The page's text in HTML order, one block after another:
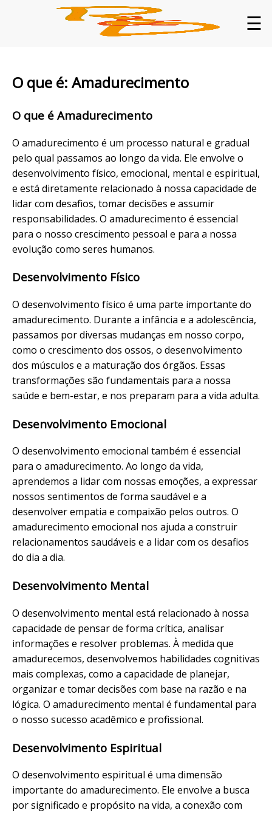
☰
O que é: Amadurecimento
O que é Amadurecimento
O amadurecimento é um processo natural e gradual
pelo qual passamos ao longo da vida. Ele envolve o
desenvolvimento físico, emocional, mental e espiritual,
e está diretamente relacionado à nossa capacidade de
lidar com desafios, tomar decisões e assumir
responsabilidades. O amadurecimento é essencial
para o nosso crescimento pessoal e para a nossa
evolução como seres humanos.
Desenvolvimento Físico
O desenvolvimento físico é uma parte importante do
amadurecimento. Durante a infância e a adolescência,
passamos por diversas mudanças em nosso corpo,
como o crescimento dos ossos, o desenvolvimento
dos músculos e a maturação dos órgãos. Essas
transformações são fundamentais para a nossa
saúde e bem-estar, e nos preparam para a vida adulta.
Desenvolvimento Emocional
O desenvolvimento emocional também é essencial
para o amadurecimento. Ao longo da vida,
aprendemos a lidar com nossas emoções, a expressar
nossos sentimentos de forma saudável e a
desenvolver empatia e compaixão pelos outros. O
amadurecimento emocional nos ajuda a construir
relacionamentos saudáveis e a lidar com os desafios
do dia a dia.
Desenvolvimento Mental
O desenvolvimento mental está relacionado à nossa
capacidade de pensar de forma crítica, analisar
informações e resolver problemas. À medida que
amadurecemos, desenvolvemos habilidades cognitivas
mais complexas, como a capacidade de planejar,
organizar e tomar decisões com base na razão e na
lógica. O amadurecimento mental é fundamental para
o nosso sucesso acadêmico e profissional.
Desenvolvimento Espiritual
O desenvolvimento espiritual é uma dimensão
importante do amadurecimento. Ele envolve a busca
por significado e propósito na vida, a conexão com